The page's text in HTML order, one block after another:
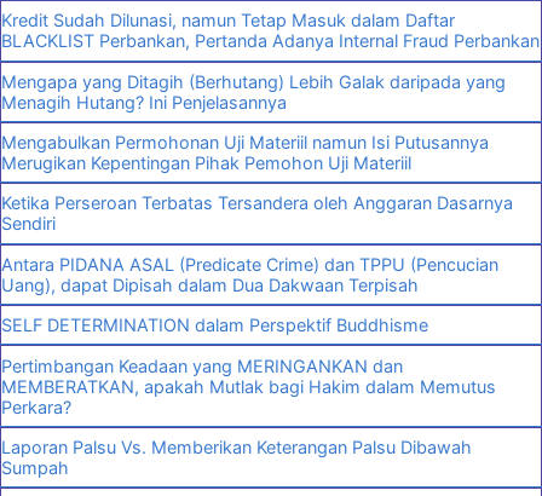
Kredit Sudah Dilunasi, namun Tetap Masuk dalam Daftar
BLACKLIST Perbankan, Pertanda Adanya Internal Fraud Perbankan
Mengapa yang Ditagih (Berhutang) Lebih Galak daripada yang
Menagih Hutang? Ini Penjelasannya
Mengabulkan Permohonan Uji Materiil namun Isi Putusannya
Merugikan Kepentingan Pihak Pemohon Uji Materiil
Ketika Perseroan Terbatas Tersandera oleh Anggaran Dasarnya
Sendiri
Antara PIDANA ASAL (Predicate Crime) dan TPPU (Pencucian
Uang), dapat Dipisah dalam Dua Dakwaan Terpisah
SELF DETERMINATION dalam Perspektif Buddhisme
Pertimbangan Keadaan yang MERINGANKAN dan
MEMBERATKAN, apakah Mutlak bagi Hakim dalam Memutus
Perkara?
Laporan Palsu Vs. Memberikan Keterangan Palsu Dibawah
Sumpah